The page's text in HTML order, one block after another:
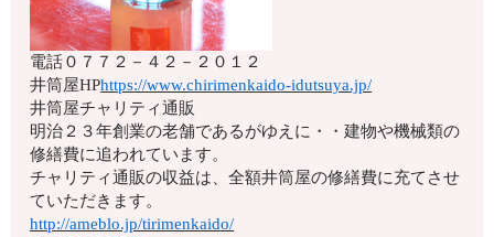
電話０７７２－４２－２０１２
井筒屋HPhttps://www.chirimenkaido-idutsuya.jp/
井筒屋チャリティ通販
明治２３年創業の老舗であるがゆえに・・建物や機械類の
修繕費に追われています。
チャリティ通販の収益は、全額井筒屋の修繕費に充てさせ
ていただきます。
http://ameblo.jp/tirimenkaido/